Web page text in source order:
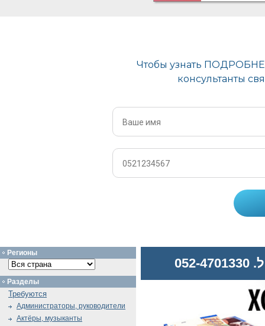
Регионы
Разделы
Требуются
Администраторы, руководители
Актёры, музыканты